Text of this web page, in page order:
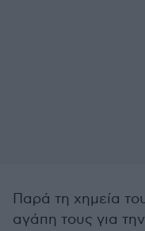
Παρά τη χημεία
αγάπη τους για